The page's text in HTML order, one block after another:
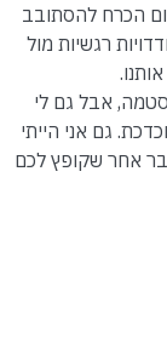
הכרח להסתובב
רגשיות מול
אבל גם לי
גם אני הייתי
אחר שקופץ לכם